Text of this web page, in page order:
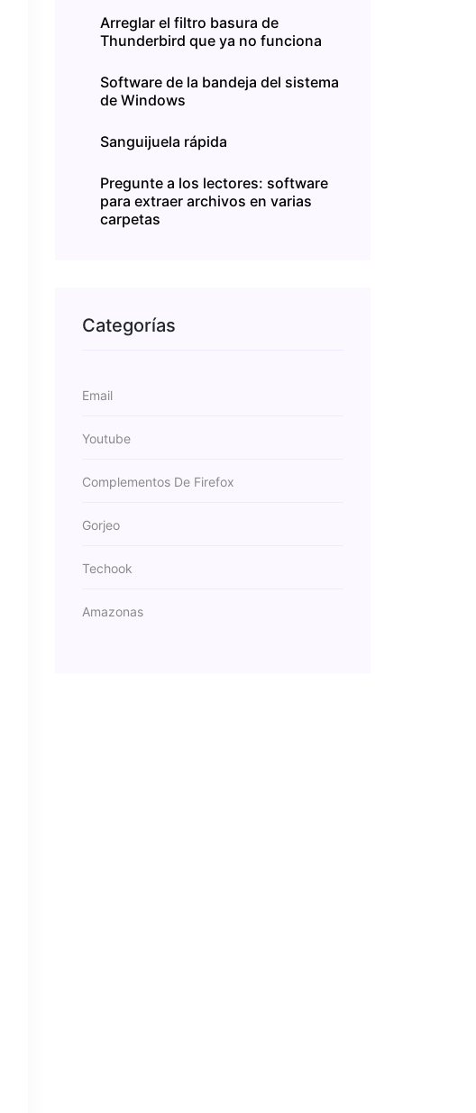
Arreglar el filtro basura de
Thunderbird que ya no funciona
Software de la bandeja del sistema
de Windows
Sanguijuela rápida
Pregunte a los lectores: software
para extraer archivos en varias
carpetas
Categorías
Email
Youtube
Complementos De Firefox
Gorjeo
Techook
Amazonas